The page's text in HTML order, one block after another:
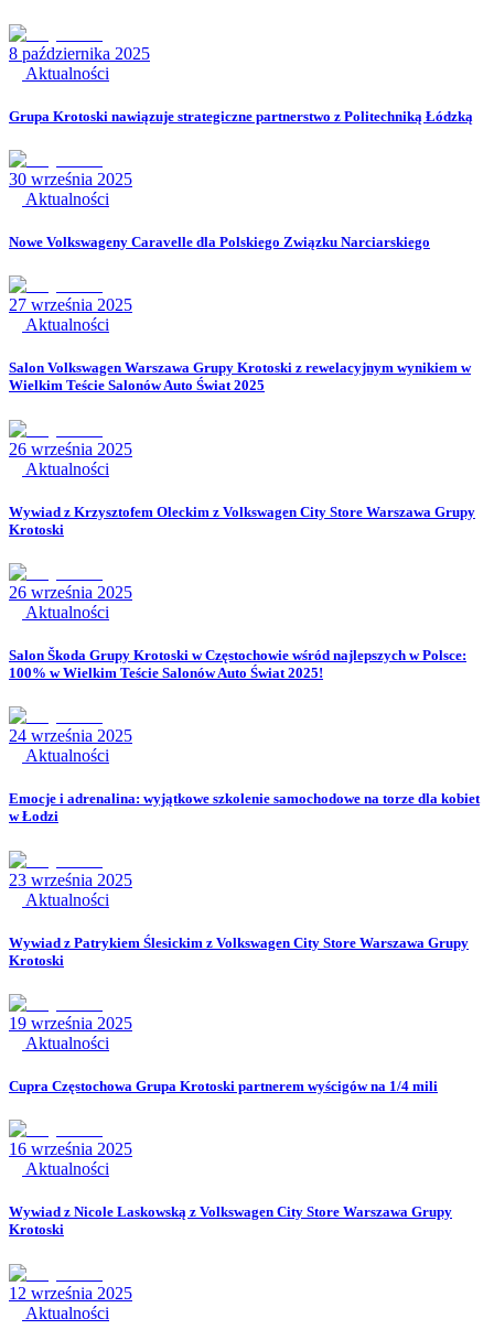
8 października 2025
Aktualności
Grupa Krotoski nawiązuje strategiczne partnerstwo z Politechniką Łódzką
30 września 2025
Aktualności
Nowe Volkswageny Caravelle dla Polskiego Związku Narciarskiego
27 września 2025
Aktualności
Salon Volkswagen Warszawa Grupy Krotoski z rewelacyjnym wynikiem w
Wielkim Teście Salonów Auto Świat 2025
26 września 2025
Aktualności
Wywiad z Krzysztofem Oleckim z Volkswagen City Store Warszawa Grupy
Krotoski
26 września 2025
Aktualności
Salon Škoda Grupy Krotoski w Częstochowie wśród najlepszych w Polsce:
100% w Wielkim Teście Salonów Auto Świat 2025!
24 września 2025
Aktualności
Emocje i adrenalina: wyjątkowe szkolenie samochodowe na torze dla kobiet
w Łodzi
23 września 2025
Aktualności
Wywiad z Patrykiem Ślesickim z Volkswagen City Store Warszawa Grupy
Krotoski
19 września 2025
Aktualności
Cupra Częstochowa Grupa Krotoski partnerem wyścigów na 1/4 mili
16 września 2025
Aktualności
Wywiad z Nicole Laskowską z Volkswagen City Store Warszawa Grupy
Krotoski
12 września 2025
Aktualności